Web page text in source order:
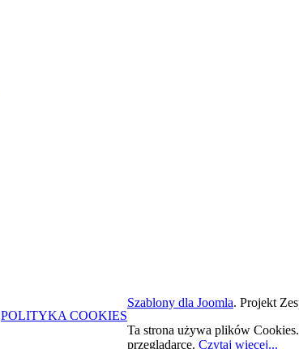
POLITYKA COOKIES
Szablony dla Joomla. Projekt
Ta strona używa plików
przeglądarce. Czytaj więcej...